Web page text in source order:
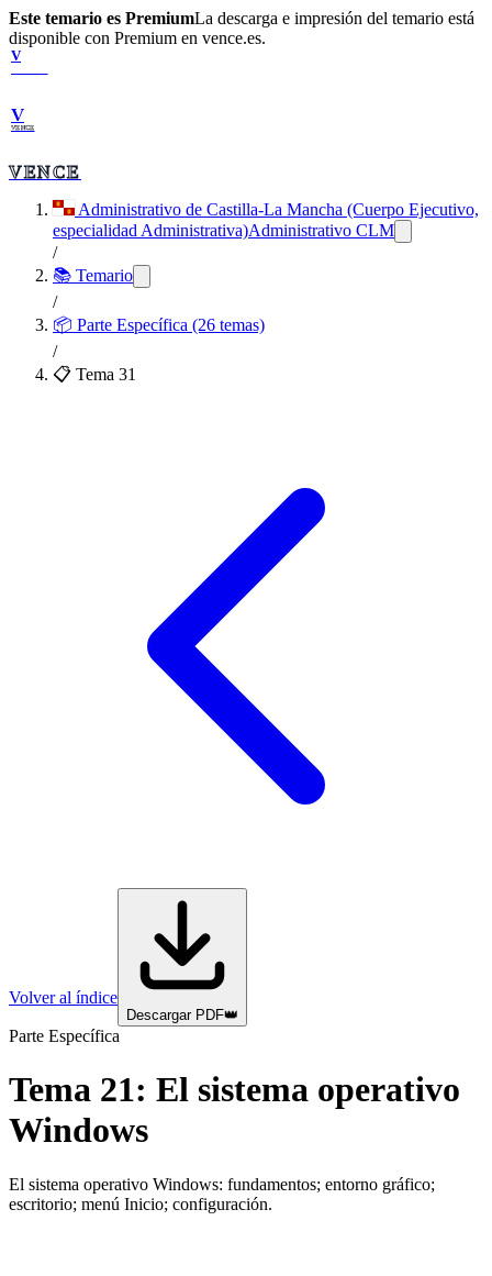
Este temario es PremiumLa descarga e impresión del temario está
disponible con Premium en vence.es.
V
V
VENCE
VENCE
Administrativo de Castilla-La Mancha (Cuerpo Ejecutivo,
especialidad Administrativa)Administrativo CLM
/
📚 Temario
/
📦 Parte Específica (26 temas)
/
📋 Tema 31
Volver al índice
Descargar PDF👑
Parte Específica
Tema 21: El sistema operativo
Windows
El sistema operativo Windows: fundamentos; entorno gráfico;
escritorio; menú Inicio; configuración.